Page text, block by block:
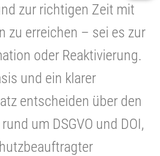
zur richtigen Zeit mit
zu erreichen – sei es zur
oder Reaktivierung.
und ein klarer
entscheiden über den
um DSGVO und DOI,